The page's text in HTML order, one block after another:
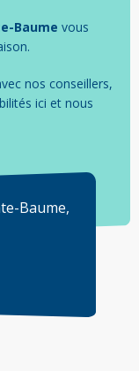
Baume vous
.
nos conseillers,
ici et nous
Baume,